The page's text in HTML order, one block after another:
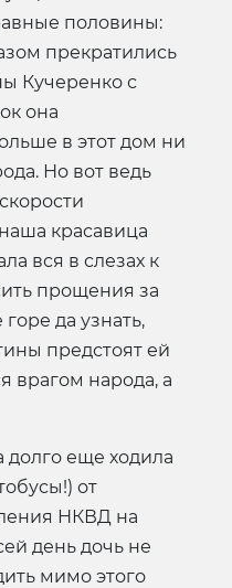
половины:
прекратились
Кучеренко с
она
в этот дом ни
Но вот ведь
красавица
вся в слезах к
прощения за
да узнать,
предстоят ей
врагом народа, а
еще ходила
от
НКВД на
день дочь не
мимо этого